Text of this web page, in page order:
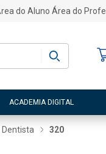
do Aluno Área do
ACADEMIA DIGITAL
Dentista 320